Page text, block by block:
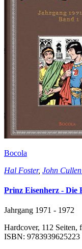
Bocola
Hal Foster, John
Prinz Eisenherz - Die
Jahrgang 1971 - 1972
Hardcover, 112 Seiten,
ISBN: 9783939625223